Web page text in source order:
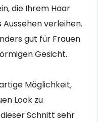
die Ihrem Haar
verleihen.
gut für Frauen
Gesicht.
Möglichkeit,
Look zu
Schnitt sehr